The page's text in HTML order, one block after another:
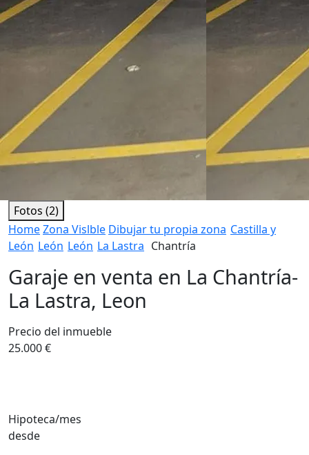
Fotos (2)
HomeZona Vislble Dibujar tu propia zona Castilla y
León León León La Lastra Chantría
Garaje en venta en La Chantría-
La Lastra, Leon
Precio del inmueble
25.000 €
Hipoteca/mes
desde